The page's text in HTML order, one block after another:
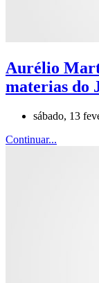
Aurélio
materias do
sábado, 13
Continuar...